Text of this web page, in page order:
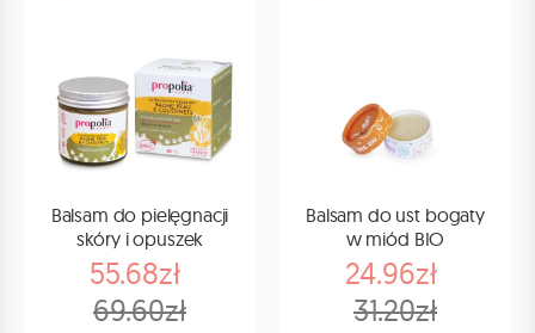
Balsam do pielęgnacji
skóry i opuszek
55.68zł
69.60zł
Balsam do ust bogaty
w miód BIO
24.96zł
31.20zł